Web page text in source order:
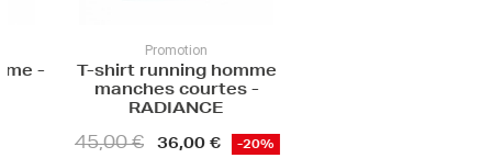
homme
-20%
Débardeur athlétisme
technique homme -
RADIANCE
55,00 € 44,00 €